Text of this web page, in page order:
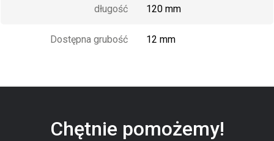
długość 120 mm
Dostępna grubość 12 mm
Chętnie pomożemy!